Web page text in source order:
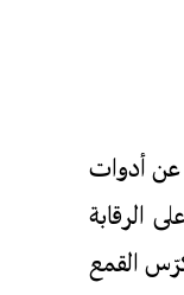
عن أدوات
الرقابة
القمع